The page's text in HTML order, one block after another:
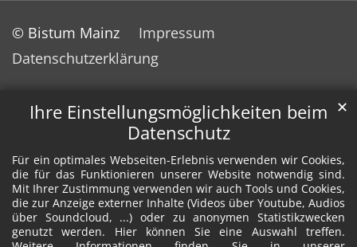
Ihre Einstellungsmöglichkeiten beim
Datenschutz
Für ein optimales Webseiten-Erlebnis verwenden wir Cookies,
die für das Funktionieren unserer Website notwendig sind.
Mit Ihrer Zustimmung verwenden wir auch Tools und Cookies,
die zur Anzeige externer Inhalte (Videos über Youtube, Audios
über Soundcloud, ...) oder zu anonymen Statistikzwecken
genutzt werden. Hier können Sie eine Auswahl treffen.
✕
© Bistum Mainz
Impressum
Datenschutzerklärung